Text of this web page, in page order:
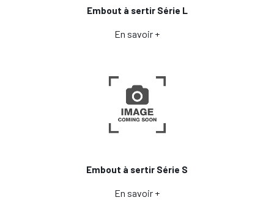
Embout à sertir Série L
En savoir +
Embout à sertir Série S
En savoir +